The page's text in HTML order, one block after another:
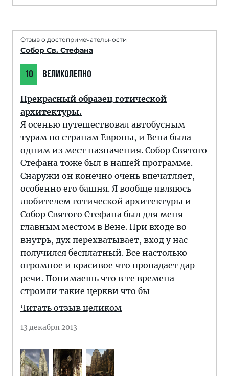
Отзыв о достопримечательности
Собор Св. Стефана
10 ВЕЛИКОЛЕПНО
Прекрасный образец готической
архитектуры.
Я осенью путешествовал автобусным
турам по странам Европы, и Вена была
одним из мест назначения. Собор Святого
Стефана тоже был в нашей программе.
Снаружи он конечно очень впечатляет,
особенно его башня. Я вообще являюсь
любителем готической архитектуры и
Собор Святого Стефана был для меня
главным местом в Вене. При входе во
внутрь, дух перехватывает, вход у нас
получился бесплатный. Все настолько
огромное и красивое что пропадает дар
речи. Понимаешь что в те времена
строили такие церкви что бы
Читать отзыв целиком
13 декабря 2013